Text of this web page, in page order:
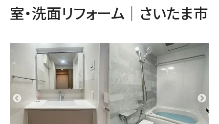
室・洗面リフォーム｜さいたま市